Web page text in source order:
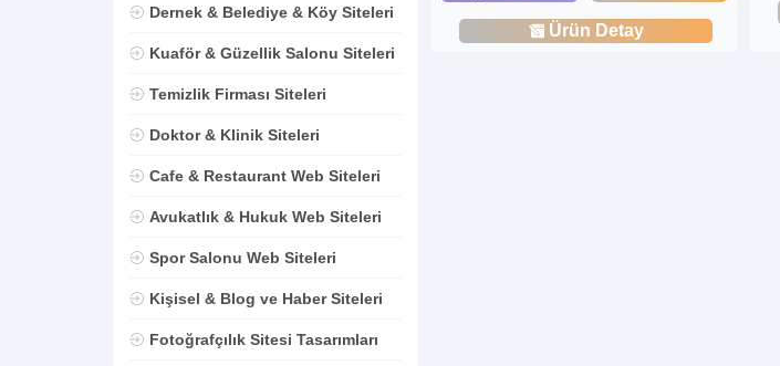
Dernek & Belediye & Köy Siteleri
Kuaför & Güzellik Salonu Siteleri
Temizlik Firması Siteleri
Doktor & Klinik Siteleri
Cafe & Restaurant Web Siteleri
Avukatlık & Hukuk Web Siteleri
Spor Salonu Web Siteleri
Kişisel & Blog ve Haber Siteleri
Fotoğrafçılık Sitesi Tasarımları
Ürün Detay